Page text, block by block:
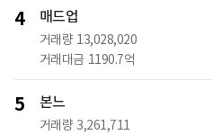
4 매드업
거래량 13,028,020
거래대금 1190.7억
5 본느
거래량 3,261,711